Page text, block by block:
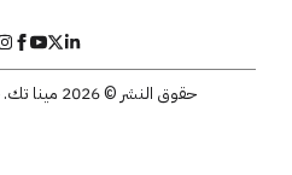
حقوق النشر © 2026 مينا تك. جميع الحقوق محفوظة.